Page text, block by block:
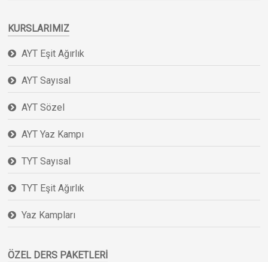
KURSLARIMIZ
AYT Eşit Ağırlık
AYT Sayısal
AYT Sözel
AYT Yaz Kampı
TYT Sayısal
TYT Eşit Ağırlık
Yaz Kampları
ÖZEL DERS PAKETLERI